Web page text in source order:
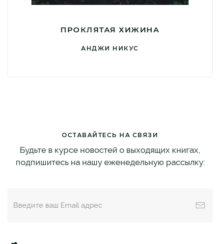
ПРОКЛЯТАЯ ХИЖИНА
АНДЖИ НИКУС
ОСТАВАЙТЕСЬ НА СВЯЗИ
Будьте в курсе новостей о выходящих книгах,
подпишитесь на нашу еженедельную рассылку: